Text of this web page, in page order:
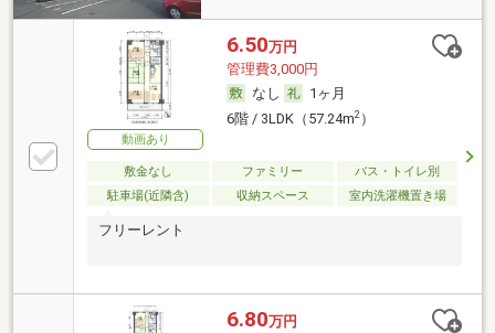
動画あり
6.50万円
管理費3,000円
なし
1ヶ月
6階 / 3LDK（57.24m2）
敷金なし ファミリー
バス・トイレ別
駐車場(近隣含)
収納スペース 室内洗濯機置き場
フリーレント
6.80万円